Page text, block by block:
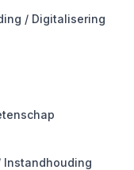
/ Digitalisering
Instandhouding